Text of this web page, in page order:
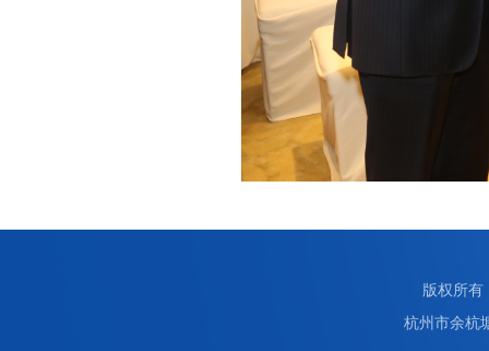
版权所
杭州市余杭